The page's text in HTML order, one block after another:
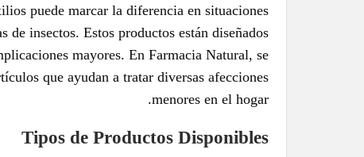
puede marcar la diferencia en situaciones
de insectos. Estos productos están diseñados
mayores. En Farmacia Natural, se
que ayudan a tratar diversas afecciones
menores en el hogar.
Tipos de Productos Disponibles